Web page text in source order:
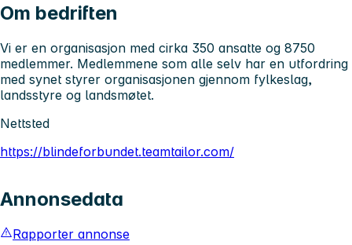
Om bedriften
Vi er en organisasjon med cirka 350 ansatte og 8750
medlemmer. Medlemmene som alle selv har en utfordring
med synet styrer organisasjonen gjennom fylkeslag,
landsstyre og landsmøtet.
Nettsted
https://blindeforbundet.teamtailor.com/
Annonsedata
Rapporter annonse